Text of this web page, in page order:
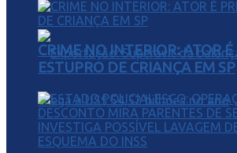
CRIME NO INTERIOR: ATOR É
ESTUPRO DE CRIANÇA EM SP